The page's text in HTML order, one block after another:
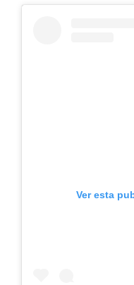
Ver esta